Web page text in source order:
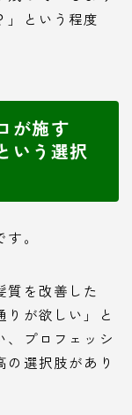
」という程度
が施す
いう選択
。
質を改善した
りが欲しい」と
、プロフェッシ
の選択肢があり